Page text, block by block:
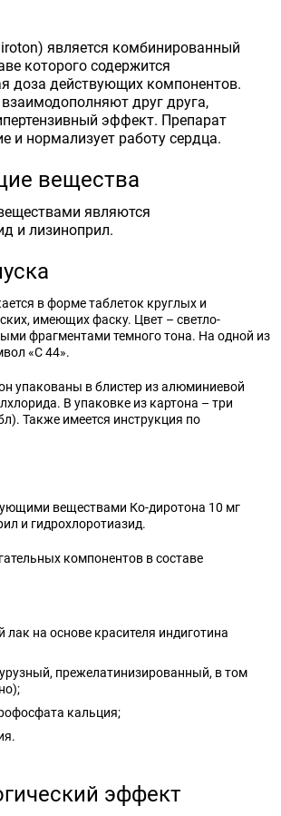
является комбинированный
которого содержится
доза действующих компонентов.
друг друга,
эффект. Препарат
и нормализует работу сердца.
вещества
являются
и лизиноприл.
в форме таблеток круглых и
имеющих фаску. Цвет – светло-
фрагментами темного тона. На одной из
«С 44».
упакованы в блистер из алюминиевой
В упаковке из картона – три
Также имеется инструкция по
веществами Ко-диротона 10 мг
и гидрохлоротиазид.
компонентов в составе
на основе красителя индиготина
прежелатинизированный, в том
кальция;
эффект